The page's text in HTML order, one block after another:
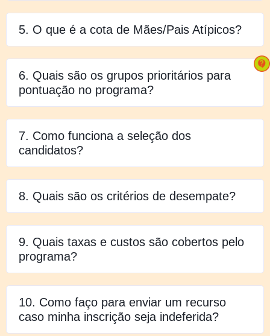
5. O que é a cota de Mães/Pais Atípicos?
6. Quais são os grupos prioritários para
pontuação no programa?
7. Como funciona a seleção dos
candidatos?
8. Quais são os critérios de desempate?
9. Quais taxas e custos são cobertos pelo
programa?
10. Como faço para enviar um recurso
caso minha inscrição seja indeferida?